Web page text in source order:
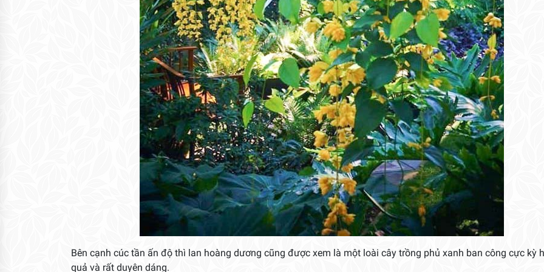
Bên cạnh cúc tần ấn độ thì lan hoàng dương cũng được xem là một loài cây trồng phủ xanh ban công cực kỳ
quả và rất duyên dáng.